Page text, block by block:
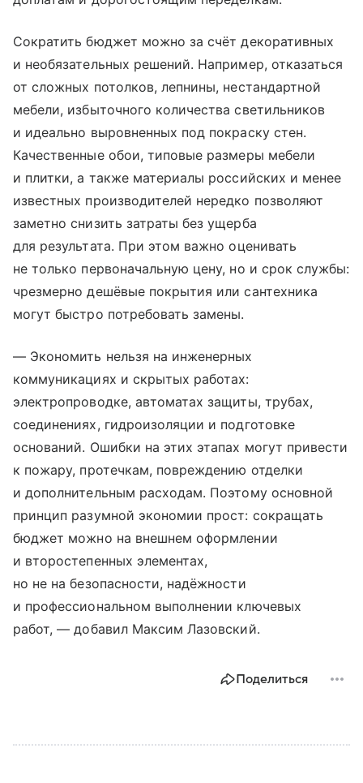
Сократить бюджет можно за счёт декоративных
и необязательных решений. Например, отказаться
от сложных потолков, лепнины, нестандартной
мебели, избыточного количества светильников
и идеально выровненных под покраску стен.
Качественные обои, типовые размеры мебели
и плитки, а также материалы российских и менее
известных производителей нередко позволяют
заметно снизить затраты без ущерба
для результата. При этом важно оценивать
не только первоначальную цену, но и срок службы:
чрезмерно дешёвые покрытия или сантехника
могут быстро потребовать замены.
— Экономить нельзя на инженерных
коммуникациях и скрытых работах:
электропроводке, автоматах защиты, трубах,
соединениях, гидроизоляции и подготовке
оснований. Ошибки на этих этапах могут привести
к пожару, протечкам, повреждению отделки
и дополнительным расходам. Поэтому основной
принцип разумной экономии прост: сокращать
бюджет можно на внешнем оформлении
и второстепенных элементах,
но не на безопасности, надёжности
и профессиональном выполнении ключевых
работ, — добавил Максим Лазовский.
Поделиться